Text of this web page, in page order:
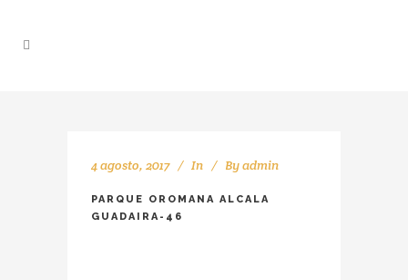
4 agosto, 2017 In Byadmin
PARQUE OROMANA ALCALA
GUADAIRA-46